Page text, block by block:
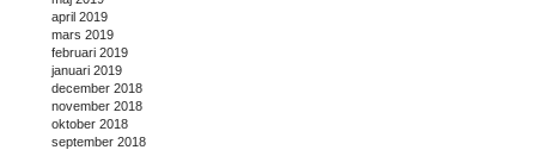
april 2019
mars 2019
februari 2019
januari 2019
december 2018
november 2018
oktober 2018
september 2018